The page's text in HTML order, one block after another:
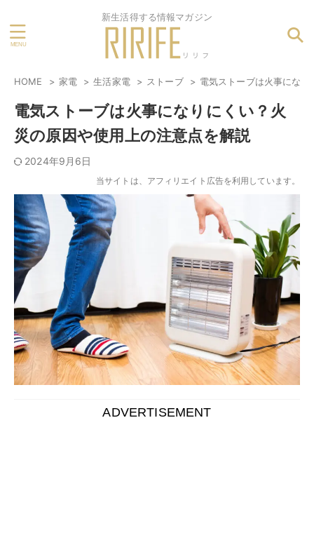
新生活得する情報マガジン
HOME 家電 生活家電 ストーブ 電気ストーブは火事にな
電気ストーブは火事になりにくい？火
災の原因や使用上の注意点を解説
2024年9月6日
当サイトは、アフィリエイト広告を利用しています。
ADVERTISEMENT